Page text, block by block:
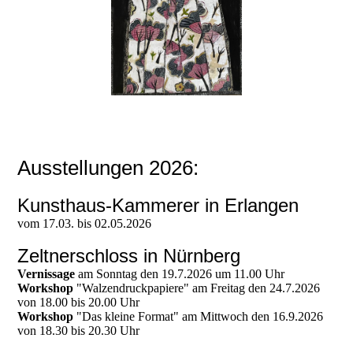
Ausstellungen 2026:
Kunsthaus-Kammerer in Erlangen
vom 17.03. bis 02.05.2026
Zeltnerschloss in Nürnberg
Vernissage am Sonntag den 19.7.2026 um 11.00 Uhr
Workshop "Walzendruckpapiere" am Freitag den 24.7.2026
von 18.00 bis 20.00 Uhr
Workshop "Das kleine Format" am Mittwoch den 16.9.2026
von 18.30 bis 20.30 Uhr